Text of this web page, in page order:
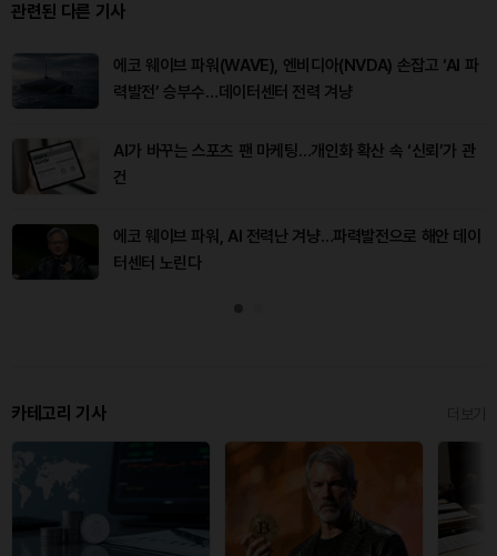
관련된 다른 기사
에코 웨이브 파워(WAVE), 엔비디아(NVDA) 손잡고 ‘AI 파
력발전’ 승부수…데이터센터 전력 겨냥
AI가 바꾸는 스포츠 팬 마케팅…개인화 확산 속 ‘신뢰’가 관
건
에코 웨이브 파워, AI 전력난 겨냥…파력발전으로 해안 데이
터센터 노린다
카테고리 기사